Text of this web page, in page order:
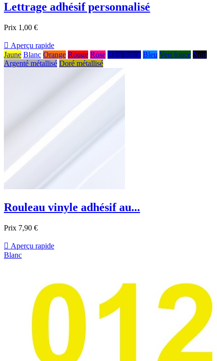
Lettrage adhésif personnalisé
Prix 1,00 €
 Aperçu rapide
Jaune Blanc Orange Rouge Rose Bleu foncé Bleu Vert fonce Noir
Argenté métallisé Doré métallisé
Rouleau vinyle adhésif au...
Prix 7,90 €
 Aperçu rapide
Blanc